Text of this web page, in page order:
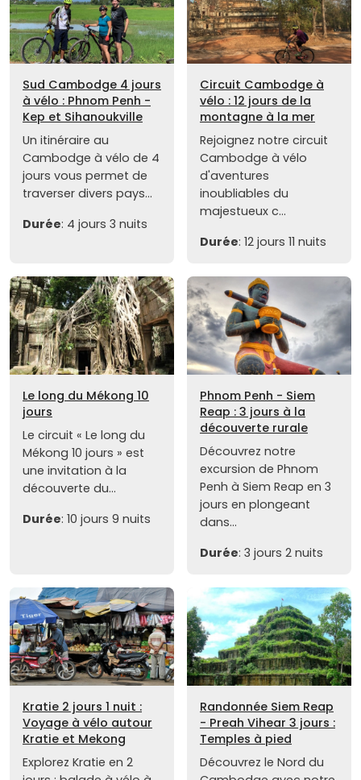
Sud Cambodge 4 jours
à vélo : Phnom Penh -
Kep et Sihanoukville
Un itinéraire au
Cambodge à vélo de 4
jours vous permet de
traverser divers pays...
Durée: 4 jours 3 nuits
Circuit Cambodge à
vélo : 12 jours de la
montagne à la mer
Rejoignez notre circuit
Cambodge à vélo
d'aventures
inoubliables du
majestueux c...
Durée: 12 jours 11 nuits
Le long du Mékong 10
jours
Le circuit « Le long du
Mékong 10 jours » est
une invitation à la
découverte du...
Durée: 10 jours 9 nuits
Phnom Penh - Siem
Reap : 3 jours à la
découverte rurale
Découvrez notre
excursion de Phnom
Penh à Siem Reap en 3
jours en plongeant
dans...
Durée: 3 jours 2 nuits
Kratie 2 jours 1 nuit :
Voyage à vélo autour
Kratie et Mekong
Explorez Kratie en 2
Randonnée Siem Reap
- Preah Vihear 3 jours :
Temples à pied
Découvrez le Nord du